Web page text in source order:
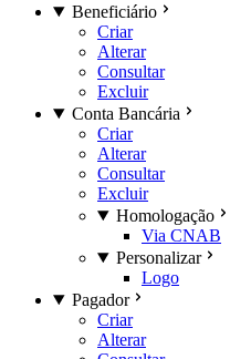
Beneficiário
Criar
Alterar
Consultar
Excluir
Conta Bancária
Criar
Alterar
Consultar
Excluir
Homologação
Via CNAB
Personalizar
Logo
Pagador
Criar
Alterar